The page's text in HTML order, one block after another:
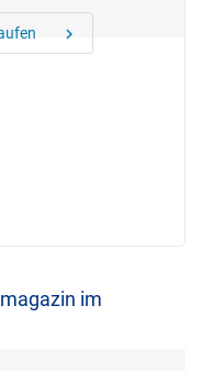
chevron_right
im